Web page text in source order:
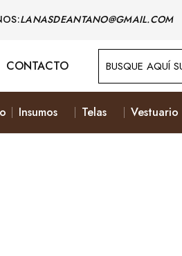
LANASDEANTANO@GMAIL.COM
CONTACTO
Insumos Telas Vestuario